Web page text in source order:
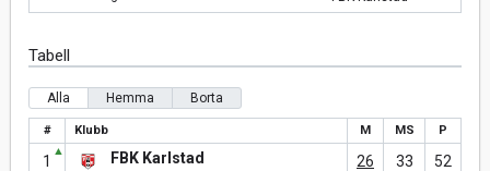
Tabell
Alla Hemma Borta
# Klubb M MS P
1
▲ FBK Karlstad 26 33 52